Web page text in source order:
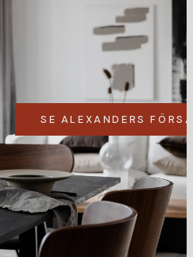
SE ALEXANDERS